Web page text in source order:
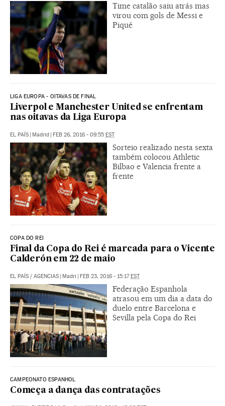
Time catalão saiu atrás mas
virou com gols de Messi e
Piqué
LIGA EUROPA - OITAVAS DE FINAL
Liverpol e Manchester United se enfrentam
nas oitavas da Liga Europa
EL PAÍS | Madrid | FEB 26, 2016 - 09:55 EST
Sorteio realizado nesta sexta
também colocou Athletic
Bilbao e Valencia frente a
frente
COPA DO REI
Final da Copa do Rei é marcada para o Vicente
Calderón em 22 de maio
EL PAÍS / AGENCIAS | Madri | FEB 23, 2016 - 15:17EST
Federação Espanhola
atrasou em um dia a data do
duelo entre Barcelona e
Sevilla pela Copa do Rei
CAMPEONATO ESPANHOL
Começa a dança das contratações